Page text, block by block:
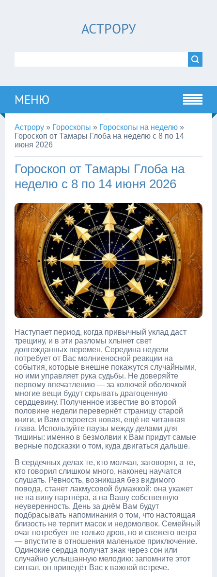
АСТРОРУ
МЕНЮ
Астрору » Гороскопы » Гороскопы на неделю »
Гороскоп от Тамары Глоба на неделю с 8 по 14
июня 2026
Гороскоп от Тамары Глоба на
неделю с 8 по 14 июня 2026
Наступает период, когда привычный уклад даст
трещину, и в эти разломы хлынет свет
долгожданных перемен. Середина недели
потребует от Вас молниеносной реакции на
события, которые внешне покажутся случайными,
но ими управляет рука судьбы. Не доверяйте
первому впечатлению — за колючей оболочкой
многие вещи будут скрывать драгоценную
сердцевину. Полученное известие во второй
половине недели перевернёт страницу старой
книги, и Вам откроется новая, ещё не читанная
глава. Используйте паузы между делами для
тишины: именно в безмолвии к Вам придут самые
верные подсказки о том, куда двигаться дальше.
В сердечных делах те, кто молчал, заговорят, а те,
кто говорил слишком много, наконец научатся
слушать. Ревность, возникшая без видимого
повода, станет лакмусовой бумажкой: она укажет
не на вину партнёра, а на Вашу собственную
неуверенность. День за днём Вам будут
подбрасывать напоминания о том, что настоящая
близость не терпит масок и недомолвок. Семейный
очаг потребует не только дров, но и свежего ветра
— впустите в отношения маленькое приключение.
Одинокие сердца получат знак через сон или
случайно услышанную мелодию: запомните этот
сигнал, он приведёт Вас к важной встрече.